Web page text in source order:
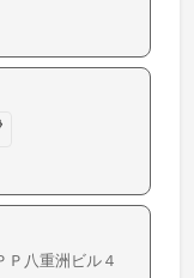
Ｐ八重洲ビル４